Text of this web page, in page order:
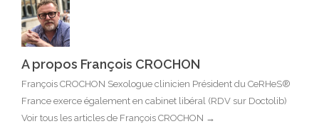
A propos François CROCHON
François CROCHON Sexologue clinicien Président du CeRHeS®
France exerce également en cabinet libéral (RDV sur Doctolib)
Voir tous les articles de François CROCHON →